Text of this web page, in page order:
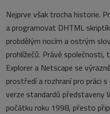
Nejprve však trocha historie.
a programovat DHTML
probdělým nocím a ostrým
prohlížečů. Právě
Explorer a Netscape se
prostředí a rozhraní pro práci
verze standardů představeny
počátku roku 1998, přesto